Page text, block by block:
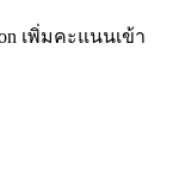
เพิ่มคะแนนเข้า